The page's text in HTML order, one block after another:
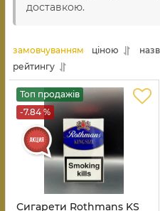
доставкою.
замовчуванням ціною
рейтингу
Топ продажів
-7.84 %
Сигарети Rothmans KS